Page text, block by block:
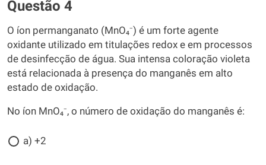
Questão 4
O íon permanganato (MnO₄⁻) é um forte agente
oxidante utilizado em titulações redox e em processos
de desinfecção de água. Sua intensa coloração violeta
está relacionada à presença do manganês em alto
estado de oxidação.
No íon MnO₄⁻, o número de oxidação do manganês é:
a) +2